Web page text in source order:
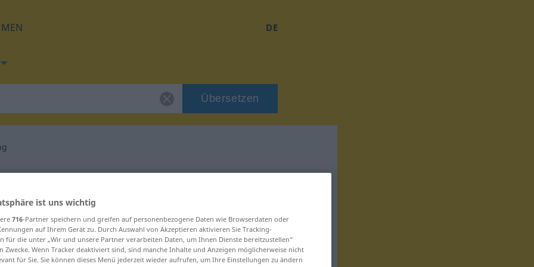
DE
Übersetzen
für "Behandlung"
ist uns wichtig
716-Partner speichern und greifen auf personenbezogene Daten wie Browserdaten oder
auf Ihrem Gerät zu. Durch Auswahl von Akzeptieren aktivieren Sie Tracking-
für die unter „Wir und unsere Partner verarbeiten Daten, um Ihnen Dienste bereitzustellen“
Zwecke. Wenn Tracker deaktiviert sind, sind manche Inhalte und Anzeigen möglicherweise nicht
für Sie. Sie können dieses Menü jederzeit wieder aufrufen, um Ihre Einstellungen zu ändern